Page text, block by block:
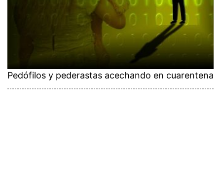
Pedófilos y pederastas acechando en cuarentena